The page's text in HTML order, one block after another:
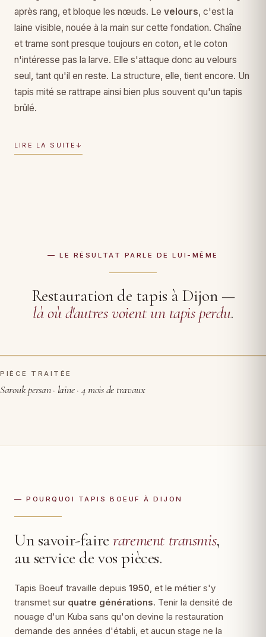
après rang, et bloque les nœuds. Le velours, c'est la
laine visible, nouée à la main sur cette fondation. Chaîne
et trame sont presque toujours en coton, et le coton
n'intéresse pas la larve. Elle s'attaque donc au velours
seul, tant qu'il en reste. La structure, elle, tient encore. Un
tapis mité se rattrape ainsi bien plus souvent qu'un tapis
brûlé.
LIRE LA SUITE ↓
— LE RÉSULTAT PARLE DE LUI-MÊME
Restauration de tapis à Dijon —
là où d'autres voient un tapis perdu.
AVANT RESTAURATION
PIÈCE TRAITÉE
Sarouk persan · laine · 4 mois de travaux
— POURQUOI TAPIS BOEUF À DIJON
Un savoir-fairerarement transmis,
au service de vos pièces.
Tapis Boeuf travaille depuis 1950 , et le métier s'y
transmet sur quatre générations. Tenir la densité de
nouage d'un Kuba sans qu'on devine la restauration
demande des années d'établi, et aucun stage ne la